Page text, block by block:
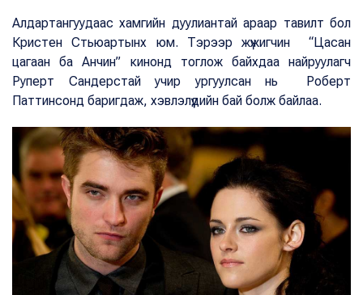
Алдартангуудаас хамгийн дуулиантай араар тавилт бол
Кристен Стьюартынх юм. Тэрээр жүжигчин “Цасан
цагаан ба Анчин” кинонд тоглож байхдаа найруулагч
Руперт Сандерстай учир ургуулсан нь Роберт
Паттинсонд баригдаж, хэвлэлүүдийн бай болж байлаа.